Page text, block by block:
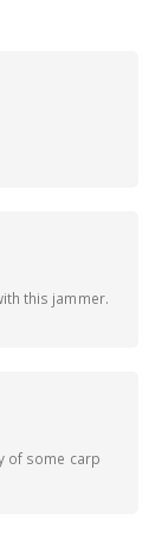
this jammer.
of some carp